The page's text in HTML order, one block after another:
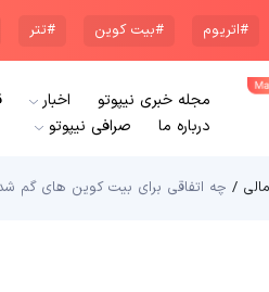
#اتریوم #بیت کوین #تتر
مجله خبری نیپوتو اخبار
درباره ما
صرافی نیپوتو
/ چه اتفاقی برای بیت کوین های گم